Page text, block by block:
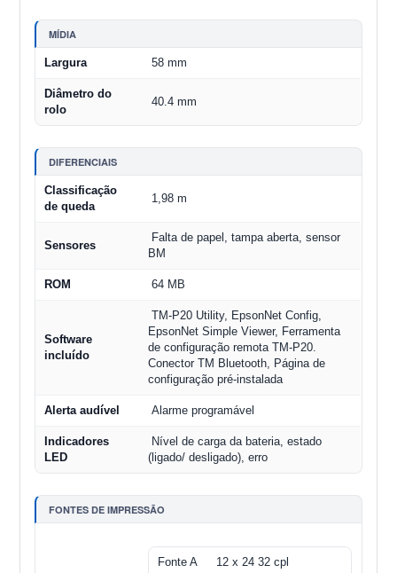
MÍDIA
Largura 58 mm
Diâmetro do
rolo
40.4 mm
DIFERENCIAIS
Classificação
de queda
1,98 m
Sensores
Falta de papel, tampa aberta, sensor
BM
ROM 64 MB
Software
incluído
TM-P20 Utility, EpsonNet Config,
EpsonNet Simple Viewer, Ferramenta
de configuração remota TM-P20.
Conector TM Bluetooth, Página de
configuração pré-instalada
Alerta audível Alarme programável
Indicadores
LED
Nível de carga da bateria, estado
(ligado/ desligado), erro
FONTES DE IMPRESSÃO
Fonte A 12 x 24 32 cpl